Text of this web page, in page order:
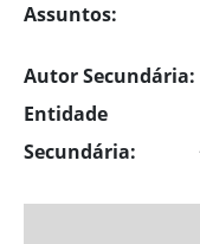
Assuntos:
Autor Secundária:
Entidade
Secundária: